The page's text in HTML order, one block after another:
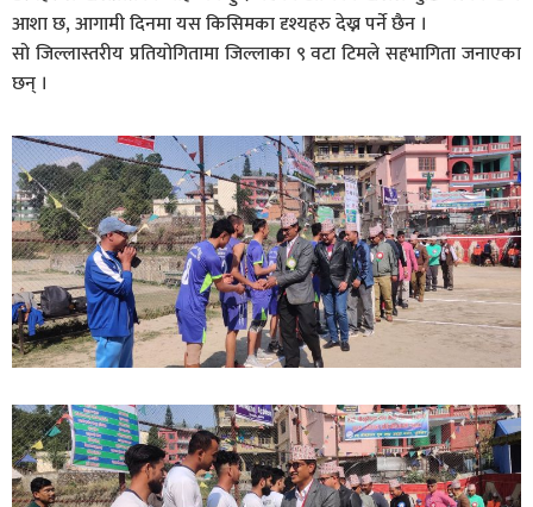
आशा छ, आगामी दिनमा यस किसिमका दृश्यहरु देख्न पर्ने छैन ।
सो जिल्लास्तरीय प्रतियोगितामा जिल्लाका ९ वटा टिमले सहभागिता जनाएका
छन् ।